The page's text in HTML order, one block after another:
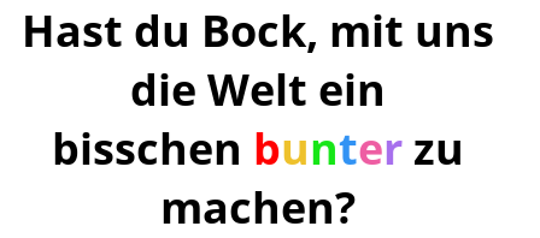
Hast du Bock, mit uns
die Welt ein
bisschen bunter zu
machen?